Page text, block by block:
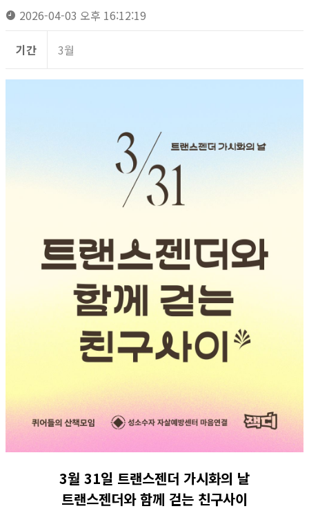
2026-04-03 오후 16:12:19
기간 3월
3월 31일 트랜스젠더 가시화의 날
트랜스젠더와 함께 걷는 친구사이